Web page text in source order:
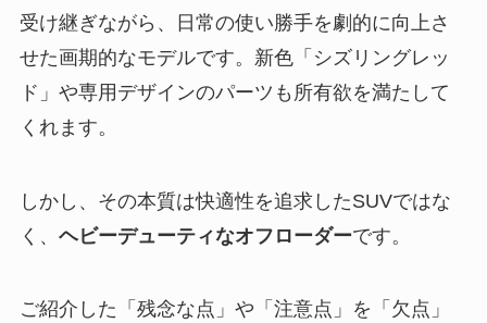
受け継ぎながら、日常の使い勝手を劇的に向上さ
せた画期的なモデルです。新色「シズリングレッ
ド」や専用デザインのパーツも所有欲を満たして
くれます。
しかし、その本質は快適性を追求したSUVではな
く、 ヘビーデューティなオフローダーです。
ご紹介した「残念な点」や「注意点」を「欠点」